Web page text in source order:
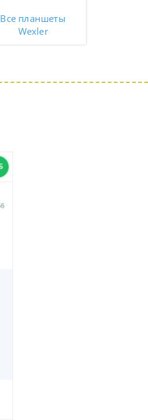
Все планшеты
Wexler